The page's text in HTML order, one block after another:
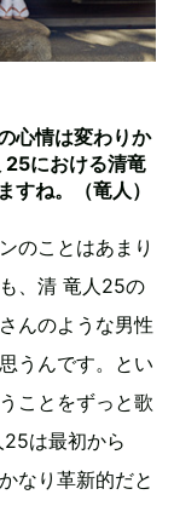
心情は変わりか
25における清竜
すね。（竜人）
のことはあまり
、清 竜人25の
んのような男性
うんです。とい
ことをずっと歌
は最初から
なり革新的だと